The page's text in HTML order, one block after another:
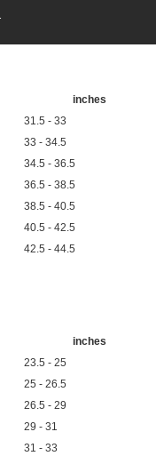
inches
31.5 - 33
33 - 34.5
34.5 - 36.5
36.5 - 38.5
38.5 - 40.5
40.5 - 42.5
42.5 - 44.5
inches
23.5 - 25
25 - 26.5
26.5 - 29
29 - 31
31 - 33